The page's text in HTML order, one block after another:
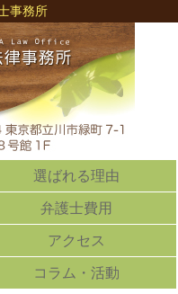
事務所
選ばれる理由
弁護士費用
アクセス
コラム・活動